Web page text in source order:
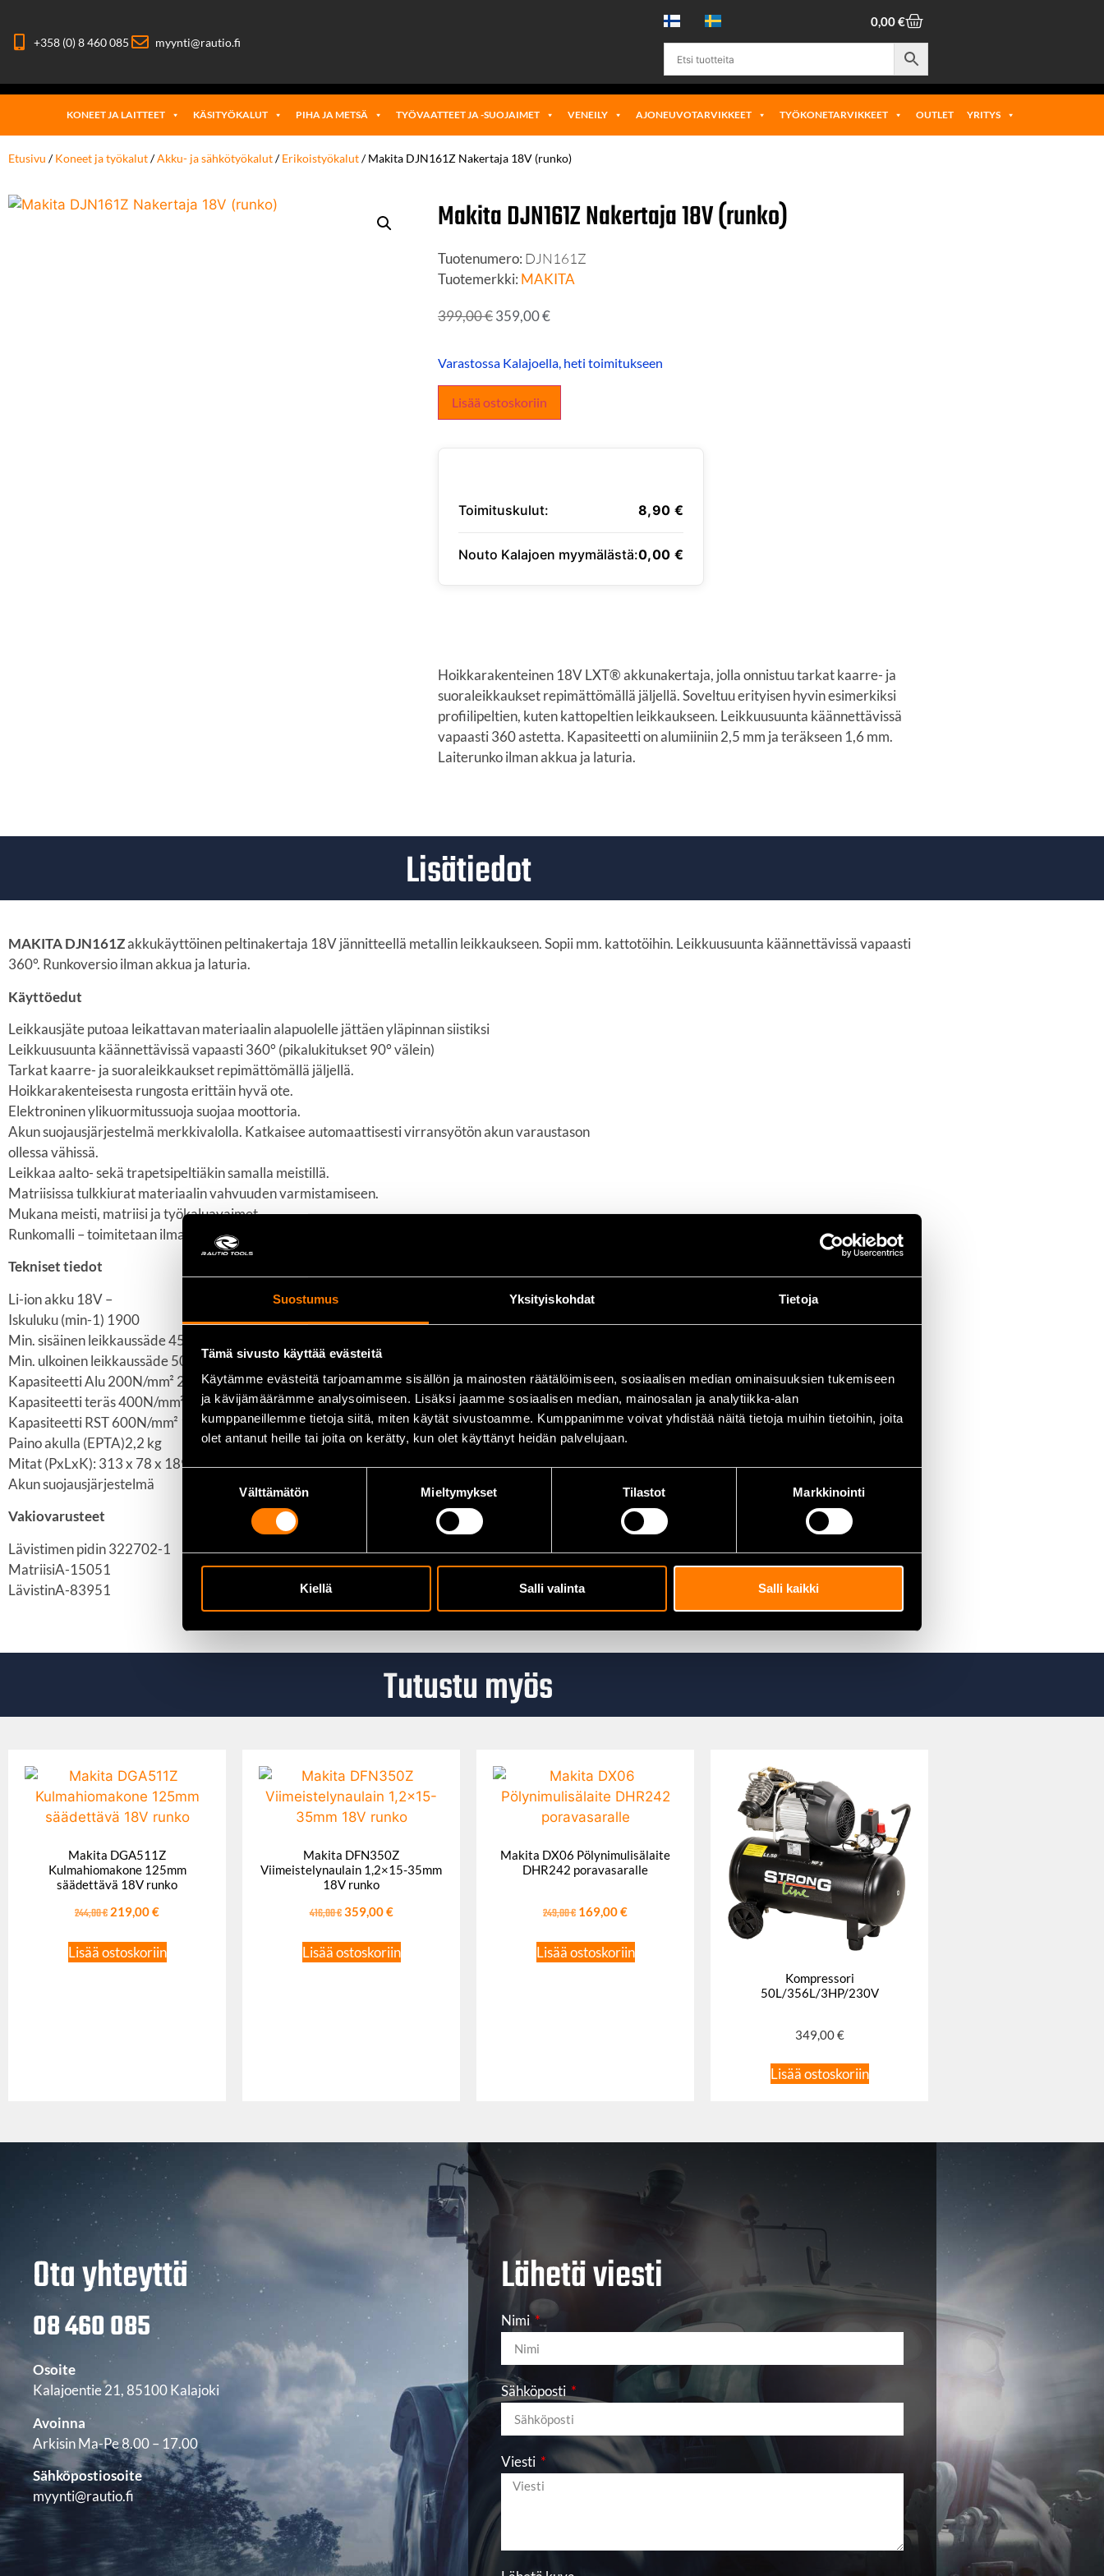
Suostumus Yksityiskohdat Tietoja
Tämä sivusto käyttää evästeitä
Käytämme evästeitä tarjoamamme sisällön ja mainosten räätälöimiseen, sosiaalisen median ominaisuuksien tukemiseen
ja kävijämäärämme analysoimiseen. Lisäksi jaamme sosiaalisen median, mainosalan ja analytiikka-alan
kumppaneillemme tietoja siitä, miten käytät sivustoamme. Kumppanimme voivat yhdistää näitä tietoja muihin tietoihin, joita
olet antanut heille tai joita on kerätty, kun olet käyttänyt heidän palvelujaan.
Välttämätön Mieltymykset Tilastot Markkinointi
Kiellä Salli valinta Salli kaikki
+358 (0) 8 460 085 myynti@rautio.fi
0,00€
KONEET JA LAITTEET KÄSITYÖKALUT PIHA JA METSÄ TYÖVAATTEET JA -SUOJAIMET VENEILY AJONEUVOTARVIKKEET TYÖKONETARVIKKEET OUTLET YRITYS
Etusivu /Koneet ja työkalut/Akku- ja sähkötyökalut/Erikoistyökalut/ Makita DJN161Z Nakertaja 18V (runko)
Makita DJN161Z Nakertaja 18V (runko)
Tuotenumero: DJN161Z
Tuotemerkki: MAKITA
399,00€359,00€
Varastossa Kalajoella, heti toimitukseen
Lisää ostoskoriin
Toimituskulut: 8,90 €
Nouto Kalajoen myymälästä:0,00 €
Hoikkarakenteinen 18V LXT® akkunakertaja, jolla onnistuu tarkat kaarre- ja
suoraleikkaukset repimättömällä jäljellä. Soveltuu erityisen hyvin esimerkiksi
profiilipeltien, kuten kattopeltien leikkaukseen. Leikkuusuunta käännettävissä
vapaasti 360 astetta. Kapasiteetti on alumiiniin 2,5 mm ja teräkseen 1,6 mm.
Laiterunko ilman akkua ja laturia.
Lisätiedot
MAKITA DJN161Zakkukäyttöinen peltinakertaja 18V jännitteellä metallin leikkaukseen. Sopii mm. kattotöihin. Leikkuusuunta käännettävissä vapaasti
360°. Runkoversio ilman akkua ja laturia.
Käyttöedut
Leikkausjäte putoaa leikattavan materiaalin alapuolelle jättäen yläpinnan siistiksi
Leikkuusuunta käännettävissä vapaasti 360° (pikalukitukset 90° välein)
Tarkat kaarre- ja suoraleikkaukset repimättömällä jäljellä.
Hoikkarakenteisesta rungosta erittäin hyvä ote.
Elektroninen ylikuormitussuoja suojaa moottoria.
Akun suojausjärjestelmä merkkivalolla. Katkaisee automaattisesti virransyötön akun varaustason
ollessa vähissä.
Leikkaa aalto- sekä trapetsipeltiäkin samalla meistillä.
Matriisissa tulkkiurat materiaalin vahvuuden varmistamiseen.
Mukana meisti, matriisi ja työkaluavaimet.
Runkomalli – toimitetaan ilman akkua ja laturia.
Tekniset tiedot
Li-ion akku 18V –
Iskuluku (min-1) 1900
Min. sisäinen leikkaussäde 45 mm
Min. ulkoinen leikkaussäde 50 mm
Kapasiteetti Alu 200N/mm² 2,5 mm
Kapasiteetti teräs 400N/mm² 1,6 mm
Kapasiteetti RST 600N/mm² 1,2 mm
Paino akulla (EPTA)2,2 kg
Mitat (PxLxK): 313 x 78 x 189 mm
Akun suojausjärjestelmä
Vakiovarusteet
Lävistimen pidin 322702-1
MatriisiA-15051
LävistinA-83951
Tutustu myös
Makita DGA511Z
Kulmahiomakone 125mm
säädettävä 18V runko
244,00€ 219,00€
Lisää ostoskoriin
Makita DFN350Z
Viimeistelynaulain 1,2×15-35mm
18V runko
416,00€ 359,00€
Lisää ostoskoriin
Makita DX06 Pölynimulisälaite
DHR242 poravasaralle
249,00€ 169,00€
Lisää ostoskoriin
Kompressori
50L/356L/3HP/230V
349,00€
Lisää ostoskoriin
Ota yhteyttä
08 460 085
Osoite
Kalajoentie 21, 85100 Kalajoki
Avoinna
Arkisin Ma-Pe 8.00 – 17.00
Sähköpostiosoite
myynti@rautio.fi
Lähetä viesti
Nimi
Sähköposti
Viesti